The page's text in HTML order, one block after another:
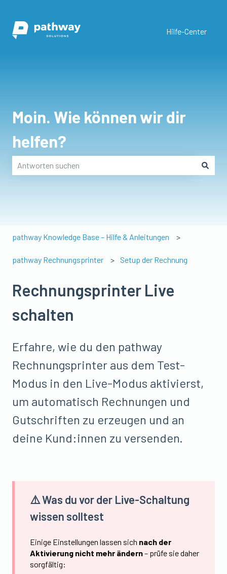
Hilfe-Center
Moin. Wie können wir dir
helfen?
pathway Knowledge Base – Hilfe & Anleitungen
pathway Rechnungsprinter Setup der Rechnung
Rechnungsprinter Live
schalten
Erfahre, wie du den pathway
Rechnungsprinter aus dem Test-
Modus in den Live-Modus aktivierst,
um automatisch Rechnungen und
Gutschriften zu erzeugen und an
deine Kund:innen zu versenden.
⚠️ Was du vor der Live-Schaltung
wissen solltest
Einige Einstellungen lassen sich nach der
Aktivierung nicht mehr ändern– prüfe sie daher
sorgfältig: